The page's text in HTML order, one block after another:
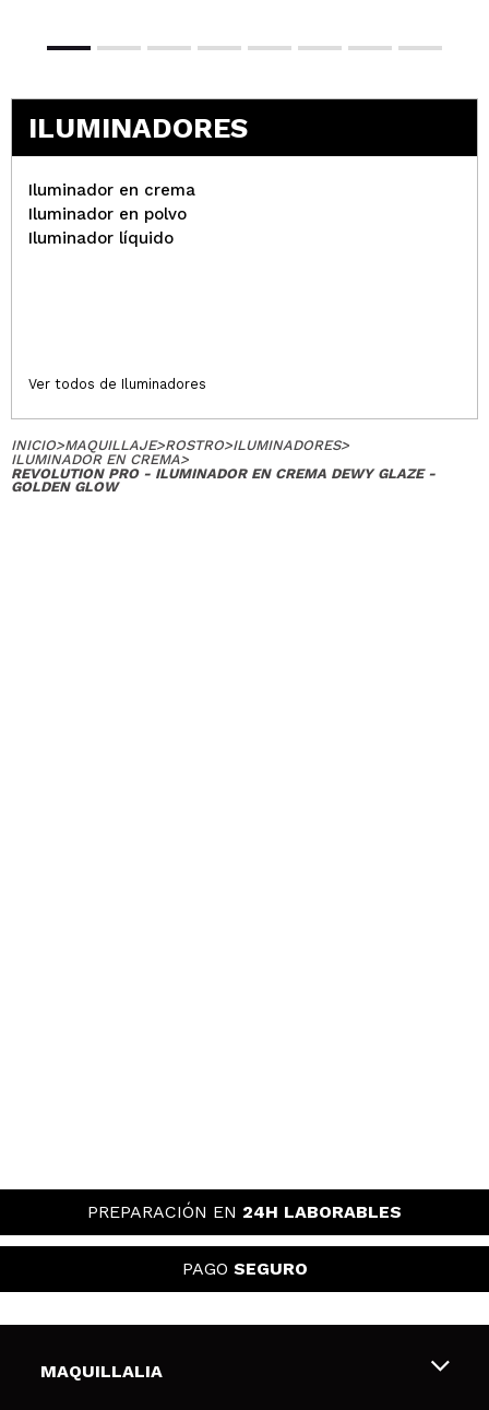
ILUMINADORES
Iluminador en crema
Iluminador en polvo
Iluminador líquido
Ver todos de Iluminadores
INICIO>MAQUILLAJE>ROSTRO>ILUMINADORES>
ILUMINADOR EN CREMA>
REVOLUTION PRO - ILUMINADOR EN CREMA DEWY GLAZE -
GOLDEN GLOW
PREPARACIÓN EN 24H LABORABLES
PAGO SEGURO
MAQUILLALIA